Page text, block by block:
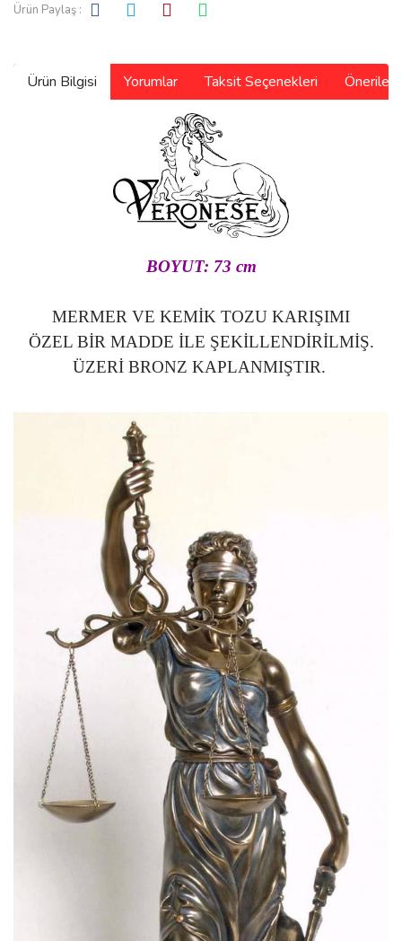
Ürün Paylaş :
Ürün Bilgisi Yorumlar Taksit Seçenekleri
BOYUT: 73 cm
MERMER VE KEMİK TOZU KARIŞIMI
ÖZEL BİR MADDE İLE ŞEKİLLENDİRİLMİŞ.
ÜZERİ BRONZ KAPLANMIŞTIR.